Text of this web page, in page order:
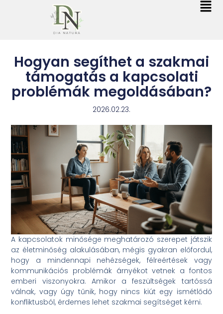
Hogyan segíthet a szakmai
támogatás a kapcsolati
problémák megoldásában?
2026.02.23.
A kapcsolatok minősége meghatározó szerepet játszik
az életminőség alakulásában, mégis gyakran előfordul,
hogy a mindennapi nehézségek, félreértések vagy
kommunikációs problémák árnyékot vetnek a fontos
emberi viszonyokra. Amikor a feszültségek tartóssá
válnak, vagy úgy tűnik, hogy nincs kiút egy ismétlődő
konfliktusból, érdemes lehet szakmai segítséget kérni.